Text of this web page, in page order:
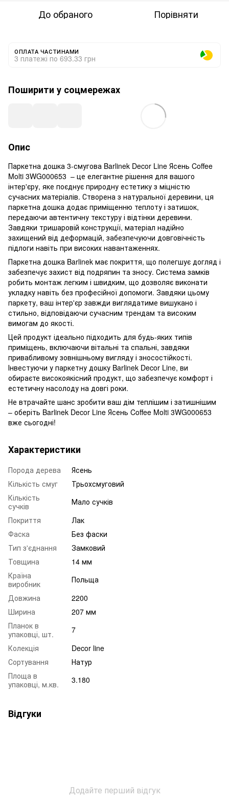
До обраного Порівняти
ОПЛАТА ЧАСТИНАМИ
3 платежі по 693.33 грн
Поширити у соцмережах
Опис
Паркетна дошка 3-смугова Barlinek Decor Line Ясень Coffee
Molti 3WG000653 – це елегантне рішення для вашого
інтер'єру, яке поєднує природну естетику з міцністю
сучасних матеріалів. Створена з натуральної деревини, ця
паркетна дошка додає приміщенню теплоту і затишок,
передаючи автентичну текстуру і відтінки деревини.
Завдяки тришаровій конструкції, матеріал надійно
захищений від деформацій, забезпечуючи довговічність
підлоги навіть при високих навантаженнях.
Паркетна дошка Barlinek має покриття, що полегшує догляд і
забезпечує захист від подряпин та зносу. Система замків
робить монтаж легким і швидким, що дозволяє виконати
укладку навіть без професійної допомоги. Завдяки цьому
паркету, ваш інтер'єр завжди виглядатиме вишукано і
стильно, відповідаючи сучасним трендам та високим
вимогам до якості.
Цей продукт ідеально підходить для будь-яких типів
приміщень, включаючи вітальні та спальні, завдяки
привабливому зовнішньому вигляду і зносостійкості.
Інвестуючи у паркетну дошку Barlinek Decor Line, ви
обираєте високоякісний продукт, що забезпечує комфорт і
естетичну насолоду на довгі роки.
Не втрачайте шанс зробити ваш дім теплішим і затишнішим
– оберіть Barlinek Decor Line Ясень Coffee Molti 3WG000653
вже сьогодні!
Характеристики
Порода дерева
Ясень
Кількість смуг
Трьохсмуговий
Кількість
сучків
Мало сучків
Покриття
Лак
Фаска
Без фаски
Тип з'єднання
Замковий
Товщина
14 мм
Країна
виробник
Польща
Довжина
2200
Ширина
207 мм
Планок в
упаковці, шт.
7
Колекція
Decor line
Сортування
Натур
Площа в
упаковці, м.кв.
3.180
Відгуки
Додайте перший відгук